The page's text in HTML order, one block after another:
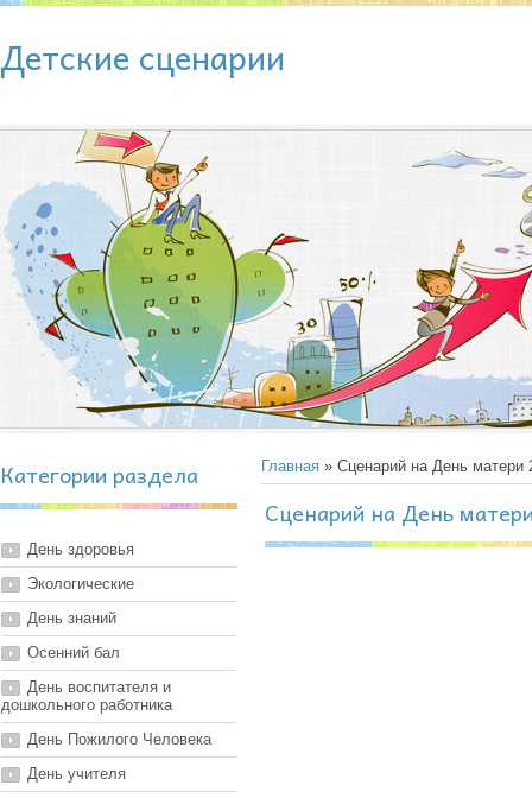
Детские сценарии
Категории раздела
День здоровья
Экологические
День знаний
Осенний бал
День воспитателя и
дошкольного работника
День Пожилого Человека
День учителя
Главная » Сценарий на День матери
Сценарий на День